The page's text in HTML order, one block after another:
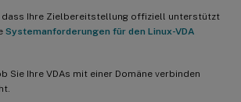
dass Ihre Zielbereitstellung offiziell unterstützt
Systemanforderungen für den Linux-VDA
Sie Ihre VDAs mit einer Domäne verbinden